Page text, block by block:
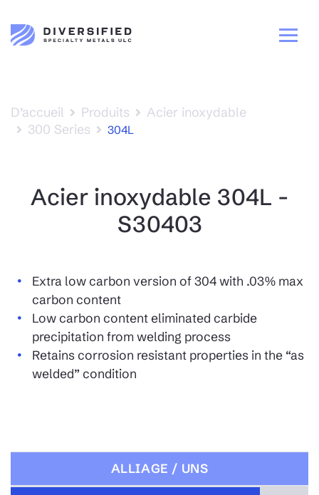
D’accueil Produits
Acier inoxydable
300 Series
304L
Acier inoxydable 304L -
S30403
Extra low carbon version of 304 with .03% max
carbon content
Low carbon content eliminated carbide
precipitation from welding process
Retains corrosion resistant properties in the “as
welded” condition
ALLIAGE / UNS